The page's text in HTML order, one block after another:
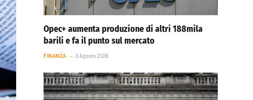
Opec+ aumenta produzione di altri 188mila
barili e fa il punto sul mercato
FINANZA 3 Agosto 2026